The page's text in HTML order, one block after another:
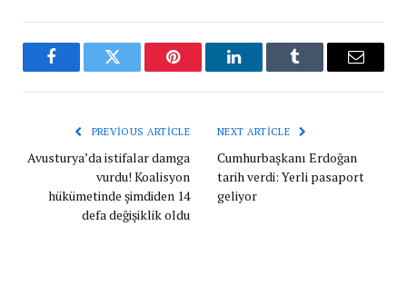
FacebookTwitter Pinterest LinkedInTumblr Email
PREVIOUS ARTICLE
Avusturya’da istifalar damga
vurdu! Koalisyon
hükümetinde şimdiden 14
defa değişiklik oldu
NEXT ARTICLE
Cumhurbaşkanı Erdoğan
tarih verdi: Yerli pasaport
geliyor